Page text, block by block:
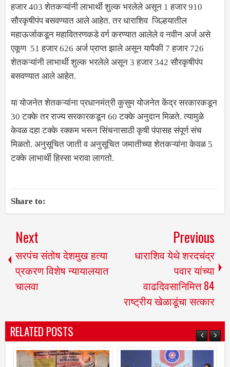
हजार 403 शेतकऱ्यांनी लाभार्थी शुल्क भरलेले असून 1 हजार 910
सौरकृषीपंप बसवण्यात आले आहेत. तर धाराशिव जिल्हयातील
महाऊर्जाकडून महावितरणकडे वर्ग करण्यात आलेले व नवीन अर्ज असे
एकूण 51 हजार 626 अर्ज प्राप्त झाले असून यापैकी 7 हजार 726
शेतकऱ्यांनी लाभार्थी शुल्क भरलेले असून 3 हजार 342 सौरकृषीपंप
बसवण्यात आले आहेत.
या योजनेत शेतकऱ्यांना प्रधानमंत्री कुसुम योजनेत केंद्र सरकारकडून
30 टक्के तर राज्य सरकारकडून 60 टक्के अनुदान मिळते. त्यामुळे
केवळ दहा टक्के रक्कम भरून सिंचनासाठी कृषी पंपासह संपूर्ण संच
मिळतो. अनुसूचित जाती व अनुसूचित जमातीच्या शेतकऱ्यांना केवळ 5
टक्के लाभार्थी हिस्सा भरावा लागतो.
Share to:
Next
सरपंच संतोष देशमुख हत्या
प्रकरण विशेष न्यायालयात
चालवा
Previous
धाराशिव येथे शरदचंद्र
पवार यांच्या
वाढदिवसानिमित्त 84
राष्ट्रीय खेळाडूंचा सत्कार
RELATED POSTS